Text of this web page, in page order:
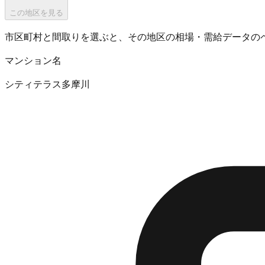
この地区を見る
市区町村と間取りを選ぶと、その地区の相場・需給データの
マンション名
シティテラス多摩川